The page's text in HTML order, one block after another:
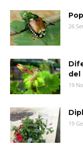
26
del
19
19